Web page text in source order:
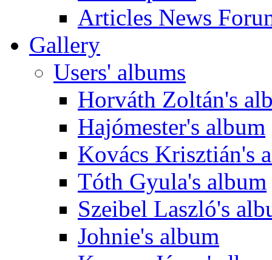
Articles News
Gallery
Users' albums
Horváth Zoltán's
Hajómester's album
Kovács Krisztián's
Tóth Gyula's album
Szeibel Laszló's
Johnie's album